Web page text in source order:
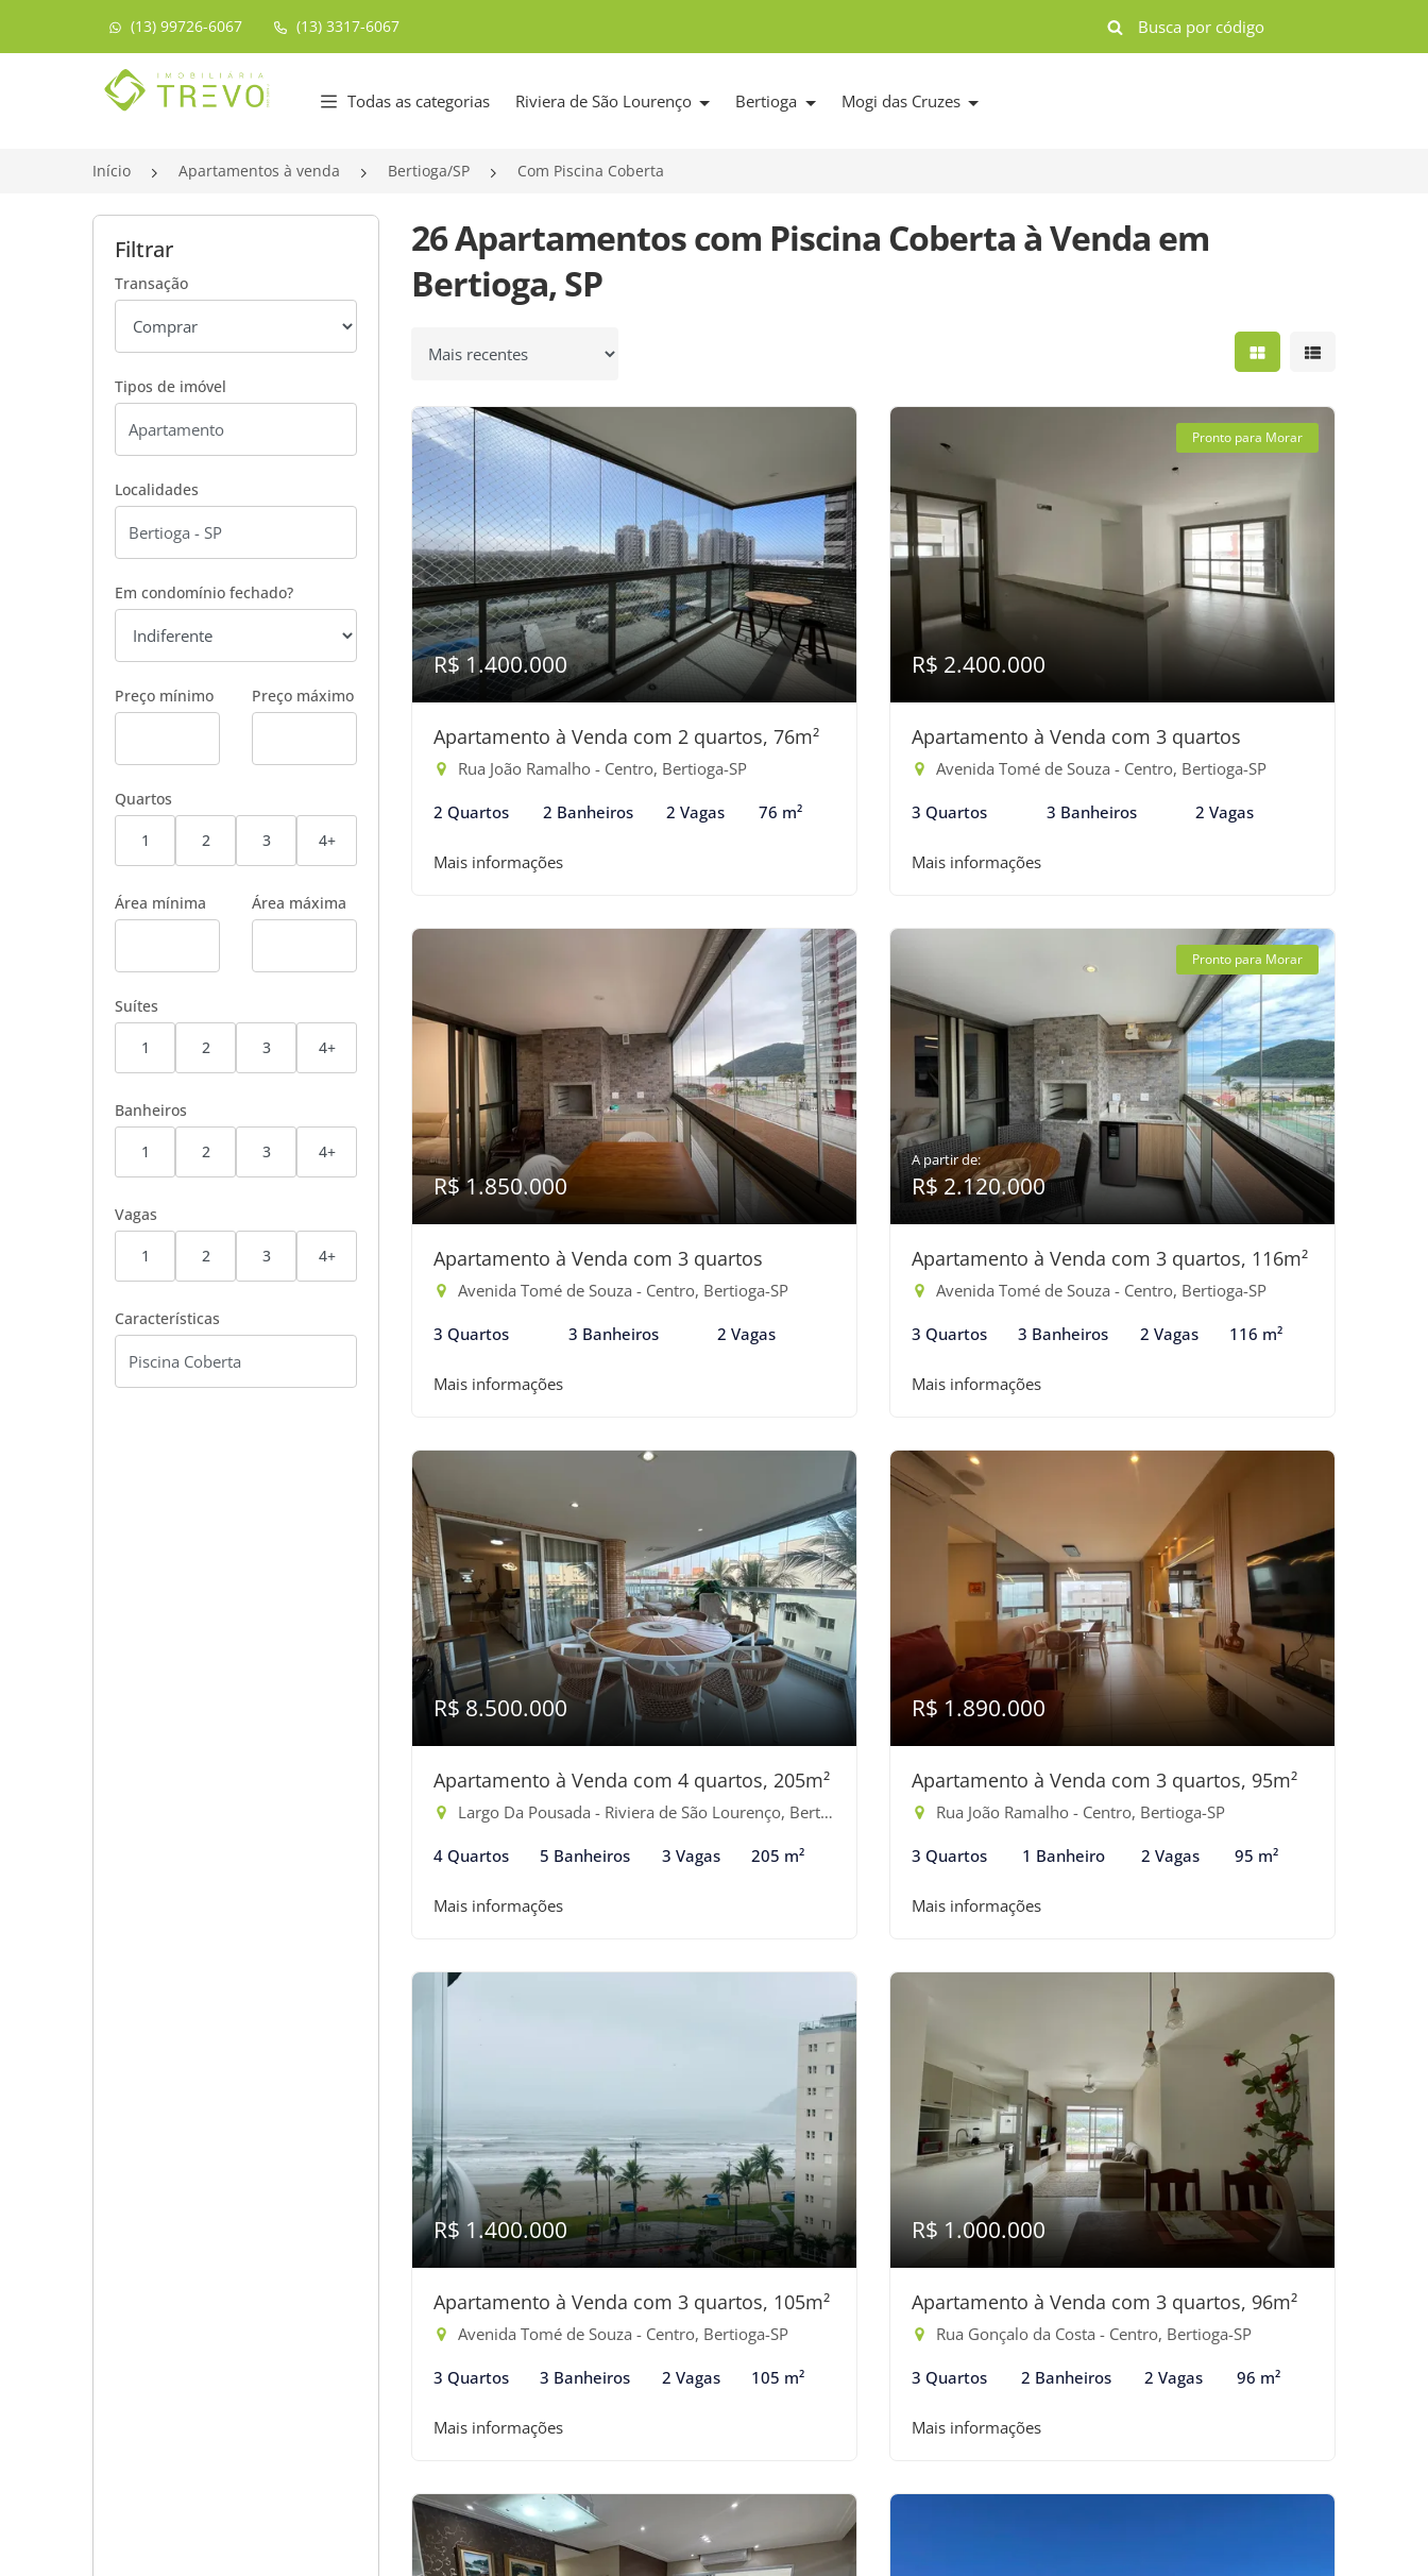
(13) 99726-6067 (13) 3317-6067
Página inicial
Todas as categorias Riviera de São Lourenço Bertioga Mogi das Cruzes
Início Apartamentos à venda Bertioga/SP Com Piscina Coberta
Filtrar
Transação
Tipos de imóvel
Localidades
Em condomínio fechado?
Preço mínimo Preço máximo
Quartos
1 2 3 4+
Área mínima Área máxima
Suítes
1 2 3 4+
Banheiros
1 2 3 4+
Vagas
1 2 3 4+
Características
26 Apartamentos com Piscina Coberta à Venda em
Bertioga, SP
Ordenar por Mostrar resultados
Mostrar
R$ 1.400.000
Apartamento à Venda com 2 quartos, 76m²
Rua João Ramalho - Centro, Bertioga-SP
2 Quartos 2 Banheiros 2 Vagas 76 m²
Mais informações
Pronto para Morar
R$ 2.400.000
Apartamento à Venda com 3 quartos
Avenida Tomé de Souza - Centro, Bertioga-SP
3 Quartos 3 Banheiros 2 Vagas
Mais informações
R$ 1.850.000
Apartamento à Venda com 3 quartos
Avenida Tomé de Souza - Centro, Bertioga-SP
3 Quartos 3 Banheiros 2 Vagas
Mais informações
Pronto para Morar
A partir de:
R$ 2.120.000
Apartamento à Venda com 3 quartos, 116m²
Avenida Tomé de Souza - Centro, Bertioga-SP
3 Quartos 3 Banheiros 2 Vagas 116 m²
Mais informações
R$ 8.500.000
Apartamento à Venda com 4 quartos, 205m²
Largo Da Pousada - Riviera de São Lourenço, Bertioga-SP
4 Quartos 5 Banheiros 3 Vagas 205 m²
Mais informações
R$ 1.890.000
Apartamento à Venda com 3 quartos, 95m²
Rua João Ramalho - Centro, Bertioga-SP
3 Quartos 1 Banheiro 2 Vagas 95 m²
Mais informações
R$ 1.400.000
Apartamento à Venda com 3 quartos, 105m²
Avenida Tomé de Souza - Centro, Bertioga-SP
3 Quartos 3 Banheiros 2 Vagas 105 m²
Mais informações
R$ 1.000.000
Apartamento à Venda com 3 quartos, 96m²
Rua Gonçalo da Costa - Centro, Bertioga-SP
3 Quartos 2 Banheiros 2 Vagas 96 m²
Mais informações